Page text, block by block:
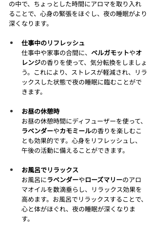
の中で、ちょっとした時間にアロマを取り入れ
ることで、心身の緊張をほぐし、夜の睡眠がより
深くなります。
仕事中のリフレッシュ
仕事中や家事の合間に、 ベルガモットやオ
レンジの香りを使って、気分転換をしましょ
う。これにより、ストレスが軽減され、リラ
ックスした状態で夜の睡眠に臨むことがで
きます。
お昼の休憩時
お昼の休憩時間にディフューザーを使って、
ラベンダーやカモミールの香りを楽しむこ
とも効果的です。心身をリフレッシュし、
午後の活動に備えることができます。
お風呂でリラックス
お風呂にラベンダーやローズマリーのアロ
マオイルを数滴垂らし、リラックス効果を
高めます。お風呂でリラックスすることで、
心と体がほぐれ、夜の睡眠が深くなりま
す。